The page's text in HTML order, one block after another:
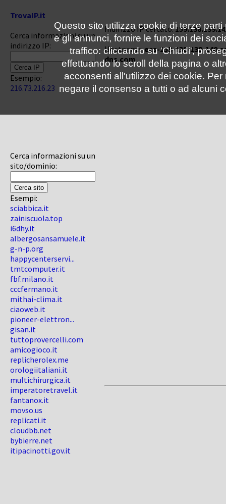
TrovaIP.it
Cerca informazioni su un
indirizzo IP:
Esempio:
216.73.216.23
Cerca informazioni su un
sito/dominio:
Esempi:
sciabbica.it
zainiscuola.top
i6dhy.it
albergosansamuele.it
g-n-p.org
happycenterservi...
tmtcomputer.it
fbf.milano.it
cccfermano.it
mithai-clima.it
ciaoweb.it
pioneer-elettron...
gisan.it
tuttoprovercelli.com
amicogioco.it
replicherolex.me
orologiitaliani.it
multichirurgica.it
imperatoretravel.it
fantanox.it
movso.us
replicati.it
cloudbb.net
bybierre.net
itipacinotti.gov.it
Indirizzo IP cercato:
Hostname:ecs-159-138-139-
dns.com
Questo sito utilizza cookie di terze
e gli annunci, fornire le funzioni dei
traffico: cliccando su 'Chiudi',
effettuando lo scroll della pagina o
acconsenti all'utilizzo dei cookie.
negare il consenso a tutti o ad alcuni